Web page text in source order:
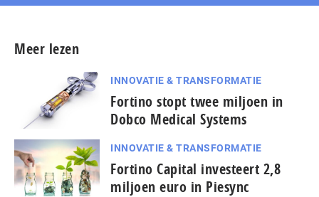
Meer lezen
INNOVATIE & TRANSFORMATIE
Fortino stopt twee miljoen in
Dobco Medical Systems
INNOVATIE & TRANSFORMATIE
Fortino Capital investeert 2,8
miljoen euro in Piesync